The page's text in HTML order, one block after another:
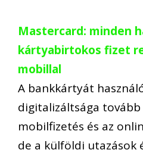
Mastercard: minden
kártyabirtokos fizet
mobillal
A bankkártyát
digitalizáltsága
mobilfizetés és az
de a külföldi utazások